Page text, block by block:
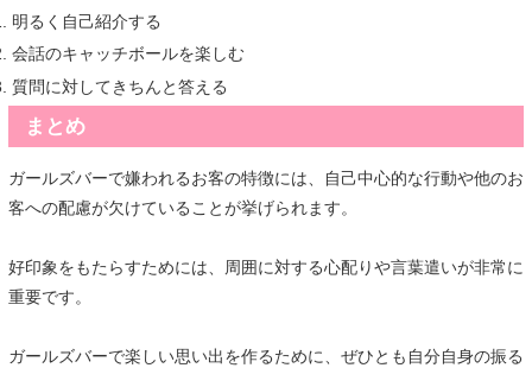
明るく自己紹介する
会話のキャッチボールを楽しむ
質問に対してきちんと答える
まとめ
ガールズバーで嫌われるお客の特徴には、自己中心的な行動や他のお
客への配慮が欠けていることが挙げられます。
好印象をもたらすためには、周囲に対する心配りや言葉遣いが非常に
重要です。
ガールズバーで楽しい思い出を作るために、ぜひとも自分自身の振る